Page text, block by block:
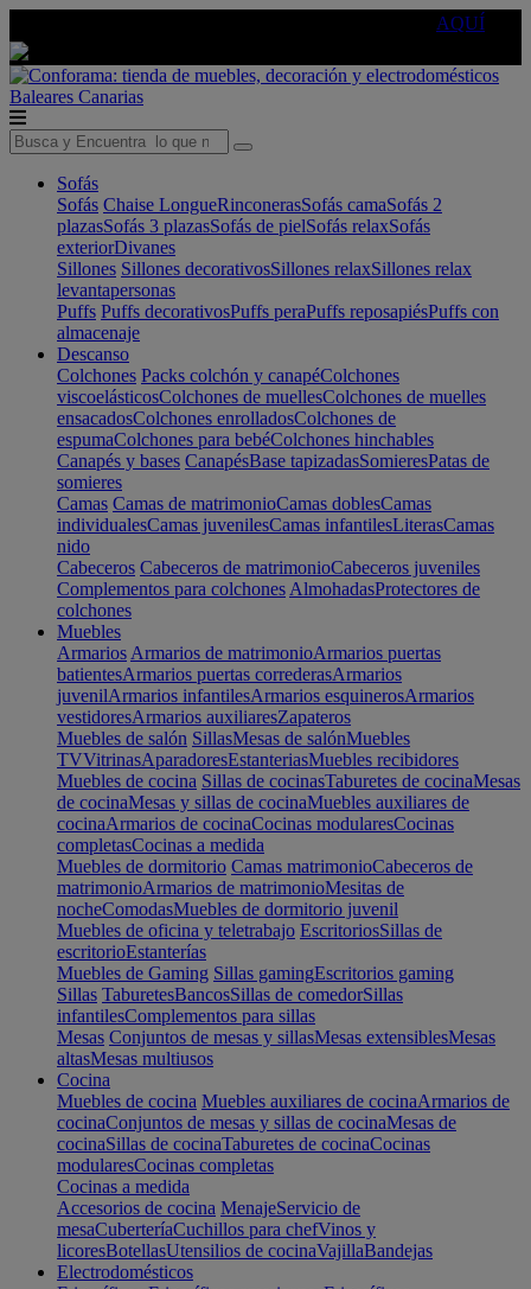
AQUÍ
Baleares Canarias
Sofás
Sofás Chaise LongueRinconerasSofás camaSofás 2
plazasSofás 3 plazasSofás de pielSofás relaxSofás
exteriorDivanes
Sillones Sillones decorativosSillones relaxSillones relax
levantapersonas
Puffs Puffs decorativosPuffs peraPuffs reposapiésPuffs con
almacenaje
Descanso
Colchones Packs colchón y canapéColchones
viscoelásticosColchones de muellesColchones de muelles
ensacadosColchones enrolladosColchones de
espumaColchones para bebéColchones hinchables
Canapés y bases CanapésBase tapizadasSomieresPatas de
somieres
Camas Camas de matrimonioCamas doblesCamas
individualesCamas juvenilesCamas infantilesLiterasCamas
nido
Cabeceros Cabeceros de matrimonioCabeceros juveniles
Complementos para colchones AlmohadasProtectores de
colchones
Muebles
Armarios Armarios de matrimonioArmarios puertas
batientesArmarios puertas correderasArmarios
juvenilArmarios infantilesArmarios esquinerosArmarios
vestidoresArmarios auxiliaresZapateros
Muebles de salón SillasMesas de salónMuebles
TVVitrinasAparadoresEstanteriasMuebles recibidores
Muebles de cocina Sillas de cocinasTaburetes de cocinaMesas
de cocinaMesas y sillas de cocinaMuebles auxiliares de
cocinaArmarios de cocinaCocinas modularesCocinas
completasCocinas a medida
Muebles de dormitorio Camas matrimonioCabeceros de
matrimonioArmarios de matrimonioMesitas de
nocheComodasMuebles de dormitorio juvenil
Muebles de oficina y teletrabajo EscritoriosSillas de
escritorioEstanterías
Muebles de Gaming Sillas gamingEscritorios gaming
Sillas TaburetesBancosSillas de comedorSillas
infantilesComplementos para sillas
Mesas Conjuntos de mesas y sillasMesas extensiblesMesas
altasMesas multiusos
Cocina
Muebles de cocina Muebles auxiliares de cocinaArmarios de
cocinaConjuntos de mesas y sillas de cocinaMesas de
cocinaSillas de cocinaTaburetes de cocinaCocinas
modularesCocinas completas
Cocinas a medida
Accesorios de cocina MenajeServicio de
mesaCuberteríaCuchillos para chefVinos y
licoresBotellasUtensilios de cocinaVajillaBandejas
Electrodomésticos